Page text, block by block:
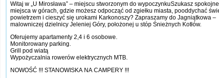
Witaj w „U Mirosława” – miejscu stworzonym do wypoczynkuSzukasz
miejsca w górach, gdzie możesz odpocząć od zgiełku miasta, pooddychać
powietrzem i cieszyć się urokami Karkonoszy? Zapraszamy do Jagniątkowa –
malowniczej dzielnicy Jeleniej Góry, położonej u stóp Śnieżnych Kotłów.
Oferujemy apartamenty 2,4 i 6 osobowe.
Monitorowany parking.
Grill pod wiatą
Wypożyczalnia rowerów elektrycznych MTB.
NOWOŚĆ !!! STANOWISKA NA CAMPERY !!!